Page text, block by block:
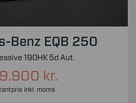
Benz EQB 250
190HK 5d Aut.
kr.
inkl. moms